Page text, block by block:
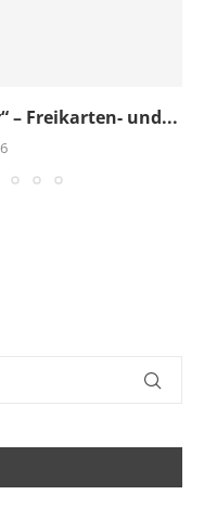
– Freikarten- und...